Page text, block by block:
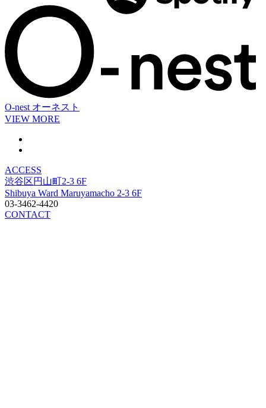
O-nest オーネスト
VIEW MORE
ACCESS
渋谷区円山町2-3 6F
Shibuya Ward Maruyamacho 2-3 6F
03-3462-4420
CONTACT